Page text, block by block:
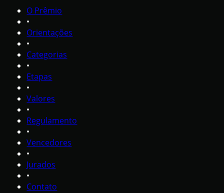
O Prêmio
•
Orientações
•
Categorias
•
Etapas
•
Valores
•
Regulamento
•
Vencedores
•
Jurados
•
Contato